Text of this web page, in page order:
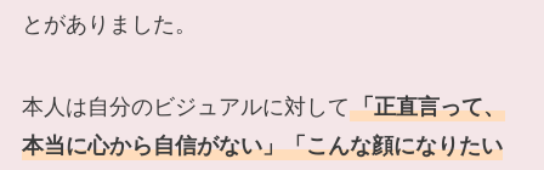
とがありました。
本人は自分のビジュアルに対して「正直言って、
本当に心から自信がない」「こんな顔になりたい